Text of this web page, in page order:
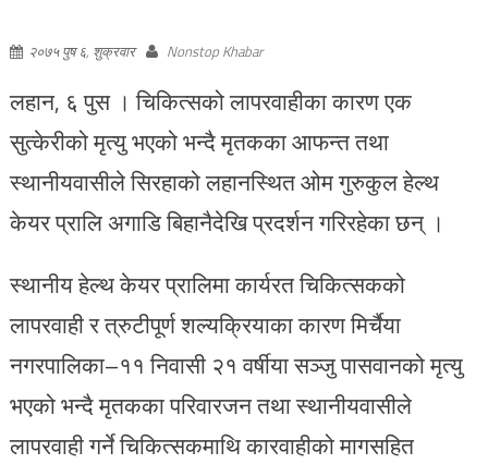
२०७५ पुष ६, शुक्रवार Nonstop Khabar
लहान, ६ पुस । चिकित्सको लापरवाहीका कारण एक
सुत्केरीको मृत्यु भएको भन्दै मृतकका आफन्त तथा
स्थानीयवासीले सिरहाको लहानस्थित ओम गुरुकुल हेल्थ
केयर प्रालि अगाडि बिहानैदेखि प्रदर्शन गरिरहेका छन् ।
स्थानीय हेल्थ केयर प्रालिमा कार्यरत चिकित्सकको
लापरवाही र त्रुटीपूर्ण शल्यक्रियाका कारण मिर्चैया
नगरपालिका–११ निवासी २१ वर्षीया सञ्जु पासवानको मृत्यु
भएको भन्दै मृतकका परिवारजन तथा स्थानीयवासीले
लापरवाही गर्ने चिकित्सकमाथि कारवाहीको मागसहित